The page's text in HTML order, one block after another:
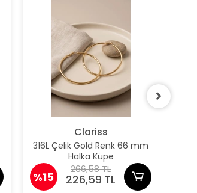
Clariss
316L Çelik Gold Renk 66 mm
Halka Küpe
%15
266,58 TL
226,59 TL